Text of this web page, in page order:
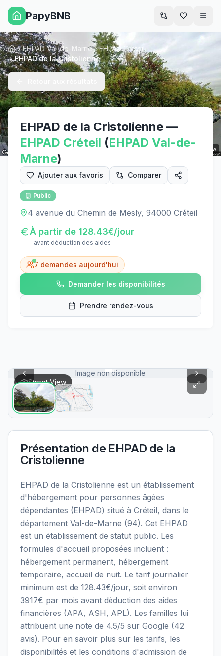
PapyBNB
Street View
AccueilEHPAD Val-de-Marne
EHPAD Créteil
EHPAD de la Cristolienne
EHPAD de la Cristolienne —
EHPAD Créteil (EHPAD Val-de-
Marne)
Ajouter aux favoris Comparer
Public
4 avenue du Chemin de Mesly, 94000 Créteil
À partir de 128.43€/jour
avant déduction des aides
7 demandes aujourd'hui
Demander les disponibilités
Prendre rendez-vous
Image non disponible
Street View
Présentation de EHPAD de la
Cristolienne
EHPAD de la Cristolienne est un établissement
d'hébergement pour personnes âgées
dépendantes (EHPAD) situé à Créteil, dans le
département Val-de-Marne (94). Cet EHPAD
est un établissement de statut public. Les
formules d'accueil proposées incluent :
hébergement permanent, hébergement
temporaire, accueil de nuit. Le tarif journalier
minimum est de 128.43€/jour, soit environ
3917€ par mois avant déduction des aides
financières (APA, ASH, APL). Les familles lui
attribuent une note de 4.5/5 sur Google (42
avis). Pour en savoir plus sur les tarifs, les
disponibilités et les conditions d'admission de